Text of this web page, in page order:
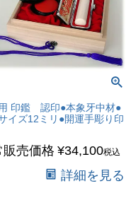
印鑑 認印●本象牙中材●
イズ12ミリ●開運手彫り印
販売価格 ¥34,100税込
詳細を見る